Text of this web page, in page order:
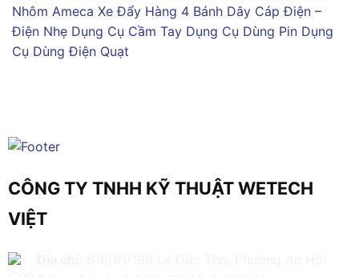
Nhôm Ameca Xe Đẩy Hàng 4 Bánh Dây Cáp Điện –
Điện Nhẹ Dụng Cụ Cầm Tay Dụng Cụ Dùng Pin Dụng
Cụ Dùng Điện Quạt
CÔNG TY TNHH KỸ THUẬT WETECH
VIỆT